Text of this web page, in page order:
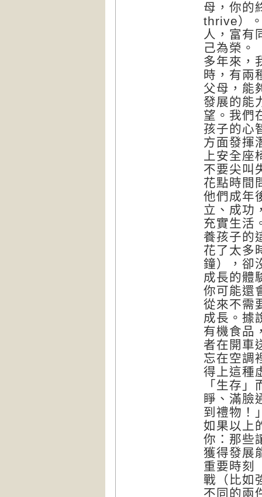
母，你的
thrive）
人，富有
己為榮。
多年來，
時，有兩
父母，能
發展的能
望。我們
孩子的心
方面發揮
上安全
不要尖叫
花點時間
他們成年
立、成功
充實生活
養孩子的
花了太多
鐘），卻
成長的體
你可能還
從來不需
成長。據
有機食品
者在開車
忘在空調
得上這種
「生存
睜、滿臉
到禮物！
如果以上
你：那些
獲得發展
重要時刻
戰（比如
不同的兩